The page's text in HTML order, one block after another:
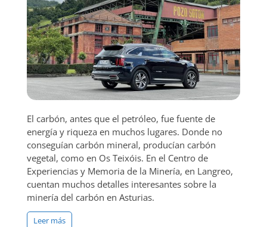
El carbón, antes que el petróleo, fue fuente de
energía y riqueza en muchos lugares. Donde no
conseguían carbón mineral, producían carbón
vegetal, como en Os Teixóis. En el Centro de
Experiencias y Memoria de la Minería, en Langreo,
cuentan muchos detalles interesantes sobre la
minería del carbón en Asturias.
Leer más